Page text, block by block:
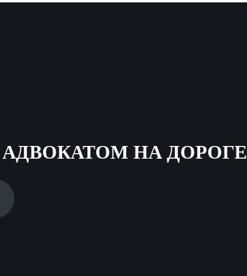
НА ДОРОГЕ